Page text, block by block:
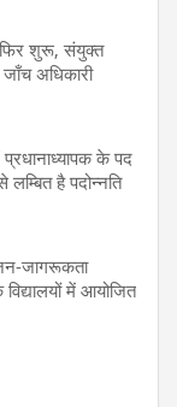
फिर शुरू, संयुक्त
जाँच अधिकारी
प्रधानाध्यापक के पद
है पदोन्नति
जागरूकता
में आयोजित